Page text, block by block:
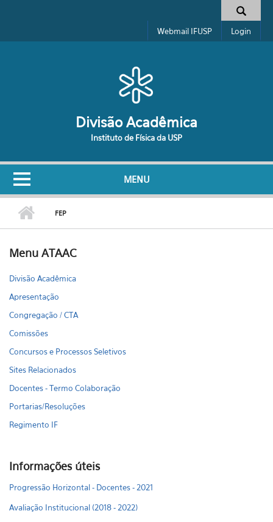
Formulário de busca
Webmail IFUSP Login
Divisão Acadêmica
Instituto de Física da USP
MENU
FEP
Menu ATAAC
Divisão Acadêmica
Apresentação
Congregação / CTA
Comissões
Concursos e Processos Seletivos
Sites Relacionados
Docentes - Termo Colaboração
Portarias/Resoluções
Regimento IF
Informações úteis
Progressão Horizontal - Docentes - 2021
Avaliação Institucional (2018 - 2022)